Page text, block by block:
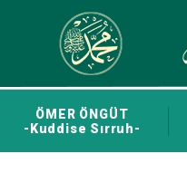
ÖMER ÖNGÜT
-Kuddise Sırruh-